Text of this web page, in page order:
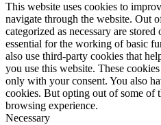
This website uses cookies to
navigate through the website. Out
categorized as necessary are
essential for the working of basic
also use third-party cookies that
you use this website. These
only with your consent. You also
cookies. But opting out of some of
browsing experience.
Necessary